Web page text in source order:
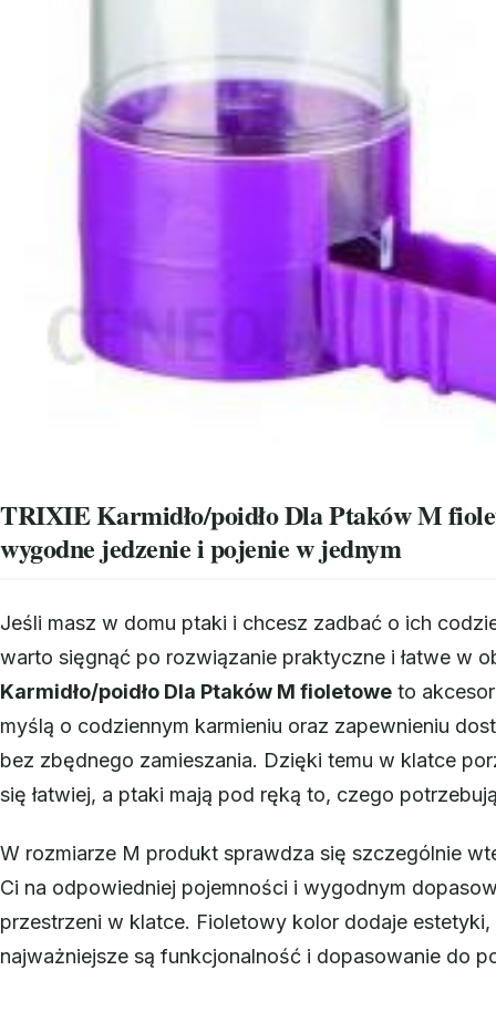
TRIXIE Karmidło/poidło Dla Ptaków M
wygodne jedzenie i pojenie w jednym
Jeśli masz w domu ptaki i chcesz zadbać o ich
warto sięgnąć po rozwiązanie praktyczne i łatwe w
Karmidło/poidło Dla Ptaków M fioletowe to
myślą o codziennym karmieniu oraz zapewnieniu
bez zbędnego zamieszania. Dzięki temu w klatce
się łatwiej, a ptaki mają pod ręką to, czego
W rozmiarze M produkt sprawdza się szczególnie
Ci na odpowiedniej pojemności i wygodnym
przestrzeni w klatce. Fioletowy kolor dodaje estetyki,
najważniejsze są funkcjonalność i dopasowanie do